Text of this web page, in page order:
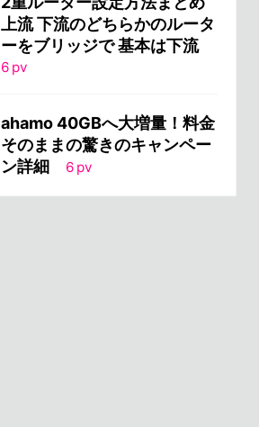
上流 下流のどちらかのルータ
ーをブリッジで 基本は下流
6 pv
ahamo 40GBへ大増量！料金
そのままの驚きのキャンペー
ン詳細
6 pv